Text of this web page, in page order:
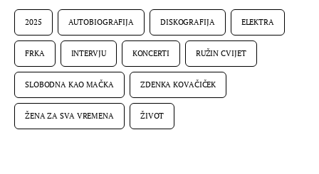
2025 AUTOBIOGRAFIJA DISKOGRAFIJA ELEKTRA
FRKA INTERVJU KONCERTI RUŽIN CVIJET
SLOBODNA KAO MAČKA ZDENKA KOVAČIČEK
ŽENA ZA SVA VREMENA ŽIVOT